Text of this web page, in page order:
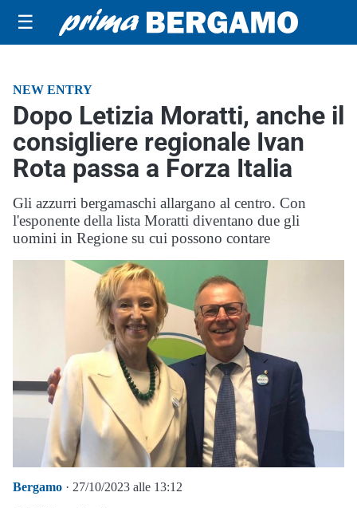
☰
NEW ENTRY
Dopo Letizia Moratti, anche il
consigliere regionale Ivan
Rota passa a Forza Italia
Gli azzurri bergamaschi allargano al centro. Con
l'esponente della lista Moratti diventano due gli
uomini in Regione su cui possono contare
Bergamo · 27/10/2023 alle 13:12